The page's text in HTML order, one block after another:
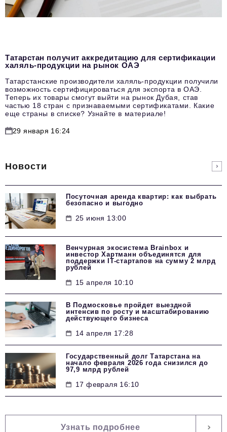
Татарстан получит аккредитацию для сертификации
халяль-продукции на рынок ОАЭ
Татарстанские производители халяль-продукции получили
возможность сертифицироваться для экспорта в ОАЭ.
Теперь их товары смогут выйти на рынок Дубая, став
частью 18 стран с признаваемыми сертификатами. Какие
еще страны в списке? Узнайте в материале!
29 января 16:24
Новости
Посуточная аренда квартир: как выбрать
безопасно и выгодно
25 июня 13:00
Венчурная экосистема Brainbox и
инвестор Хартманн объединятся для
поддержки IT-стартапов на сумму 2 млрд
рублей
15 апреля 10:10
В Подмосковье пройдет выездной
интенсив по росту и масштабированию
действующего бизнеса
14 апреля 17:28
Государственный долг Татарстана на
начало февраля 2026 года снизился до
97,9 млрд рублей
17 февраля 16:10
Узнать подробнее